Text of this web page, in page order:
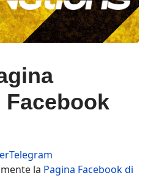
Telegram
la Pagina Facebook di